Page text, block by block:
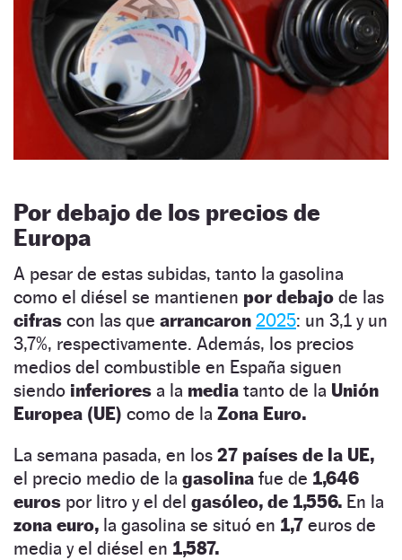
Por debajo de los precios de
Europa
A pesar de estas subidas, tanto la gasolina
como el diésel se mantienen por debajo de las
cifras con las que arrancaron 2025: un 3,1 y un
3,7%, respectivamente. Además, los precios
medios del combustible en España siguen
siendo inferiores a la media tanto de la Unión
Europea (UE) como de la Zona Euro.
La semana pasada, en los 27 países de la UE,
el precio medio de la gasolina fue de 1,646
euros por litro y el del gasóleo, de 1,556. En la
zona euro, la gasolina se situó en 1,7 euros de
media y el diésel en 1,587.